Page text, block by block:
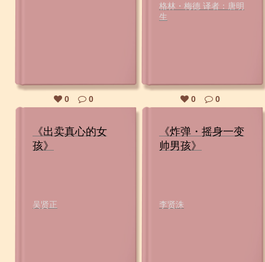
0 0
格林・梅德 译者：唐明
生
0 0
《出卖真心的女
孩》
吴贤正
《炸弹・摇身一变
帅男孩》
李贤洙